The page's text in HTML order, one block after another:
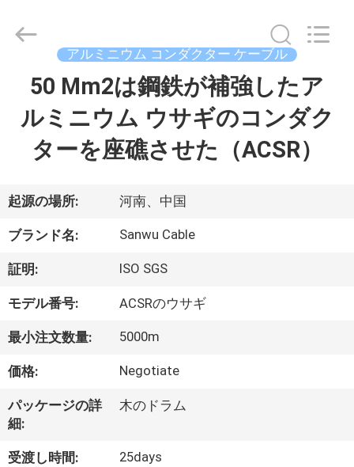
ダ
ク
ト
私
に
つ
い
supplier.
Copyright
Luoyang
アルミニウム コンダクター ケーブル
50 Mm2は鋼鉄が補強したア
ルミニウム ウサギのコンダク
ターを座礁させた（ACSR）
起源の場所: 河南、中国
ブランド名: Sanwu Cable
証明: ISO SGS
モデル番号: ACSRのウサギ
最小注文数量: 5000m
価格: Negotiate
パッケージの詳
細:
木のドラム
受渡し時間: 25days